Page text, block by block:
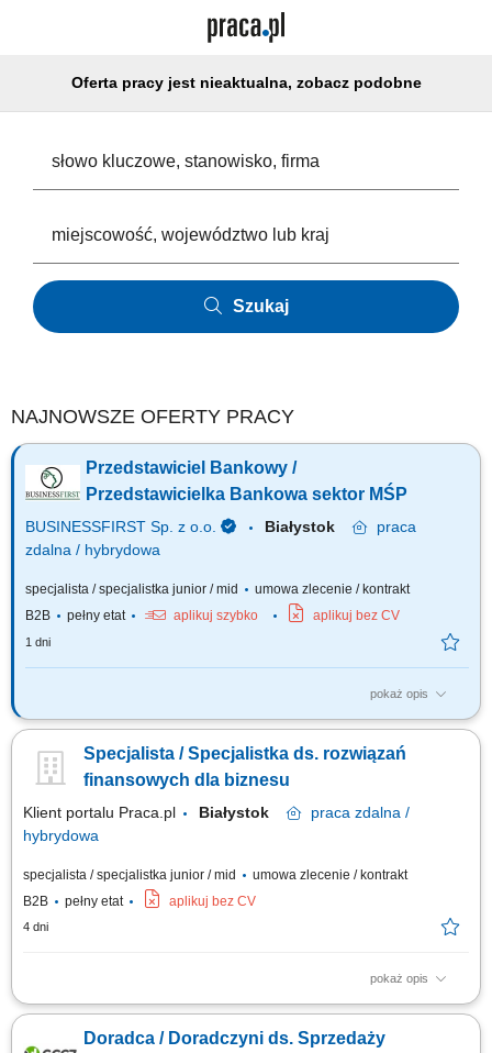
Oferta pracy jest nieaktualna, zobacz podobne
Szukaj
NAJNOWSZE OFERTY PRACY
Przedstawiciel Bankowy /
Przedstawicielka Bankowa sektor MŚP
BUSINESSFIRST Sp. z o.o. Białystok
praca
zdalna / hybrydowa
specjalista / specjalistka junior / mid
umowa zlecenie / kontrakt
B2B
pełny etat aplikuj szybko aplikuj bez CV
1 dni
pokaż opis
Opis stanowiska Pozyskiwanie klientów biznesowych oraz sprzedaż
bankowe, faktoring i inne rozwiązania finansowe. Rozwój w kierunku
multidoradcy poprzez poszerzanie oferty produktowej dla klientów
Specjalista / Specjalistka ds. rozwiązań
finansowych dla biznesu
Klient portalu Praca.pl Białystok praca zdalna /
hybrydowa
specjalista / specjalistka junior / mid
umowa zlecenie / kontrakt
B2B
pełny etat aplikuj bez CV
4 dni
pokaż opis
Samodzielne docieranie do sektora przedsiębiorstw i doradztwo w
kompetencji doradczych zmierzający do samodzielnego zarządzania
Doradca / Doradczyni ds. Sprzedaży